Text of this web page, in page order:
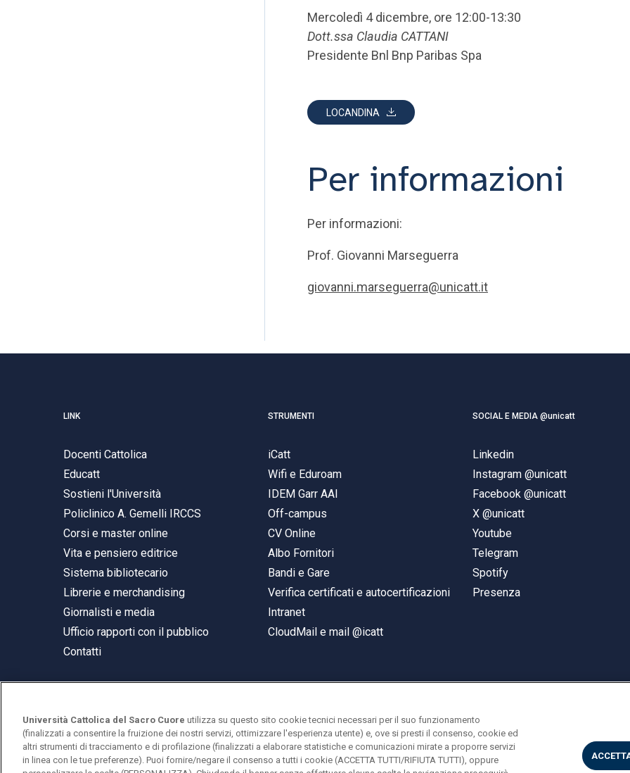
Mercoledì 4 dicembre, ore 12:00-13:30
Dott.ssa Claudia CATTANI
Presidente Bnl Bnp Paribas Spa
LOCANDINA
Per informazioni
Per informazioni:
Prof. Giovanni Marseguerra
giovanni.marseguerra@unicatt.it
LINK
Docenti Cattolica
Educatt
Sostieni l'Università
Policlinico A. Gemelli IRCCS
Corsi e master online
Vita e pensiero editrice
Sistema bibliotecario
Librerie e merchandising
Giornalisti e media
Ufficio rapporti con il pubblico
Contatti
STRUMENTI
iCatt
Wifi e Eduroam
IDEM Garr AAI
Off-campus
CV Online
Albo Fornitori
Bandi e Gare
Verifica certificati e autocertificazioni
Intranet
CloudMail e mail @icatt
SOCIAL E MEDIA @unicatt
Linkedin
Instagram @unicatt
Facebook @unicatt
X @unicatt
Youtube
Telegram
Spotify
Presenza
© Università Cattolica del Sacro Cuore
Largo A. Gemelli 1, 20123 Milano
Università Cattolica del Sacro Cuore utilizza su questo sito cookie tecnici necessari per il suo funzionamento
(finalizzati a consentire la fruizione dei nostri servizi, ottimizzare l'esperienza utente) e, ove si presti il consenso, cookie ed
altri strumenti di tracciamento e di profilazione (finalizzati a elaborare statistiche e comunicazioni mirate a proporre servizi
in linea con le tue preferenze). Puoi fornire/negare il consenso a tutti i cookie (ACCETTA TUTTI/RIFIUTA TUTTI), oppure